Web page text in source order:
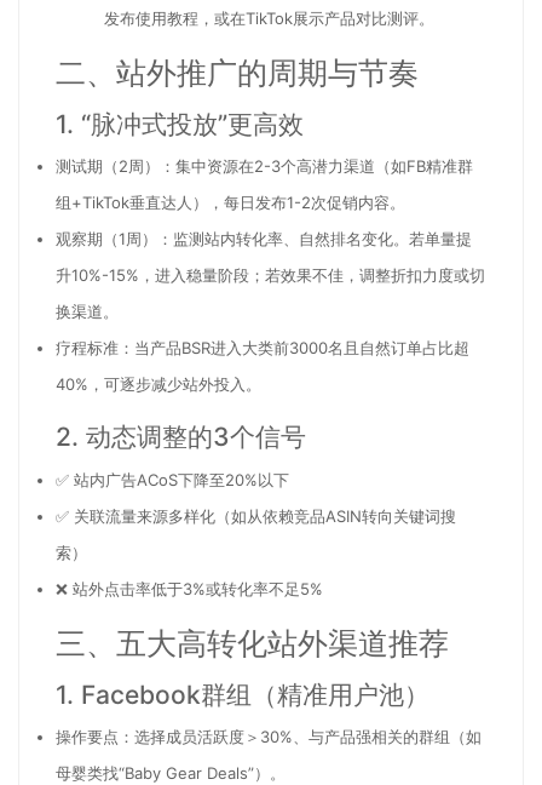
发布使用教程，或在TikTok展示产品对比测评。
二、站外推广的周期与节奏
1. “脉冲式投放”更高效
测试期（2周）：集中资源在2-3个高潜力渠道（如FB精准群
组+TikTok垂直达人），每日发布1-2次促销内容。
观察期（1周）：监测站内转化率、自然排名变化。若单量提
升10%-15%，进入稳量阶段；若效果不佳，调整折扣力度或切
换渠道。
疗程标准：当产品BSR进入大类前3000名且自然订单占比超
40%，可逐步减少站外投入。
2. 动态调整的3个信号
✅ 站内广告ACoS下降至20%以下
✅ 关联流量来源多样化（如从依赖竞品ASIN转向关键词搜
索）
❌ 站外点击率低于3%或转化率不足5%
三、五大高转化站外渠道推荐
1. Facebook群组（精准用户池）
操作要点：选择成员活跃度＞30%、与产品强相关的群组（如
母婴类找“Baby Gear Deals”）。